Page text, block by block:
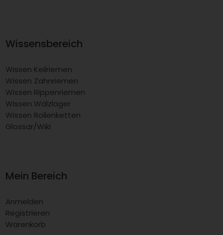
Wissensbereich
Wissen Keilriemen
Wissen Zahnriemen
Wissen Rippenriemen
Wissen Wälzlager
Wissen Rollenketten
Glossar/Wiki
Mein Bereich
Anmelden
Registrieren
Warenkorb